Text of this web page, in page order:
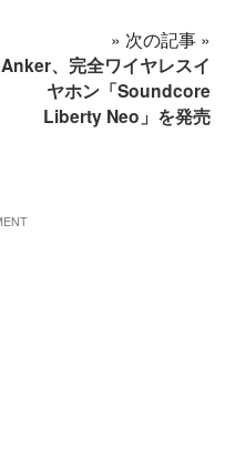
» 次の記事 »
Anker、完全ワイヤレスイ
ヤホン「Soundcore
Liberty Neo」を発売